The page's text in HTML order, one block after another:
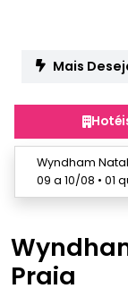
Mais
Wyndham
09 a 10/08 • 01
Praia